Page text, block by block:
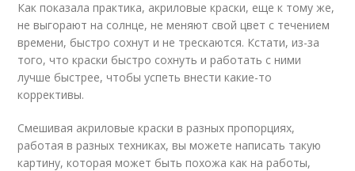
Как показала практика, акриловые краски, еще к тому же,
не выгорают на солнце, не меняют свой цвет с течением
времени, быстро сохнут и не трескаются. Кстати, из-за
того, что краски быстро сохнуть и работать с ними
лучше быстрее, чтобы успеть внести какие-то
коррективы.
Смешивая акриловые краски в разных пропорциях,
работая в разных техниках, вы можете написать такую
картину, которая может быть похожа как на работы,